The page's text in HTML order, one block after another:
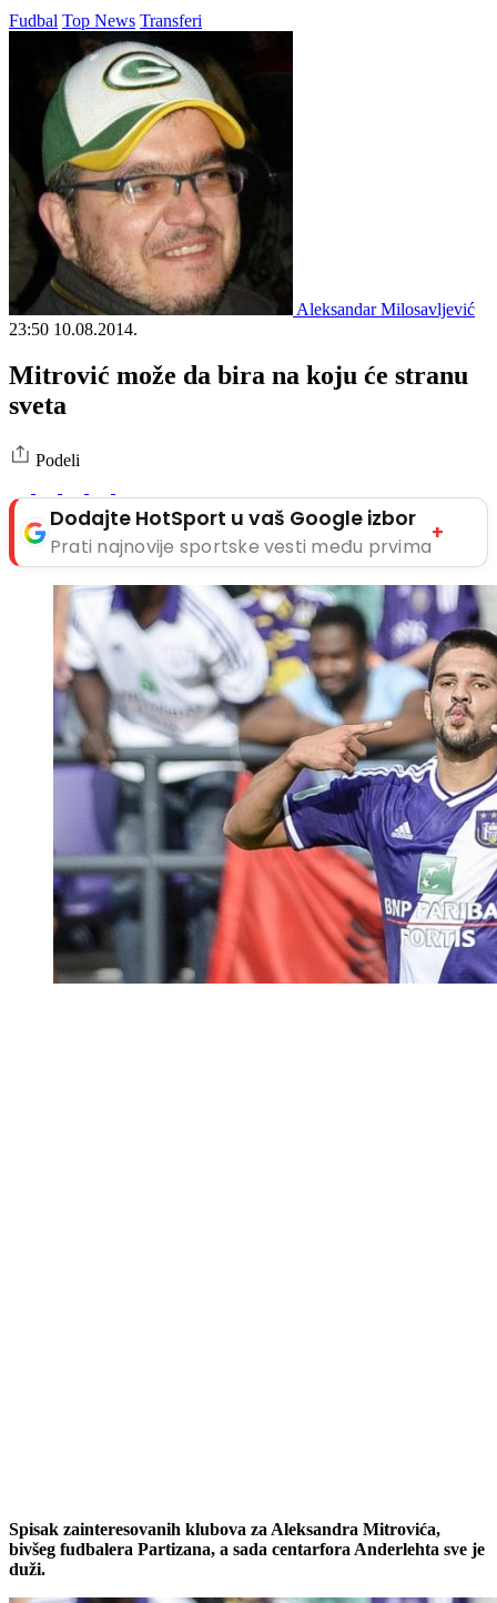
Fudbal Top News Transferi
Aleksandar Milosavljević
23:50 10.08.2014.
Mitrović može da bira na koju će stranu
sveta
Podeli
Dodajte HotSport u vaš Google izbor
Prati najnovije sportske vesti među prvima
+
Spisak zainteresovanih klubova za Aleksandra Mitrovića,
bivšeg fudbalera Partizana, a sada centarfora Anderlehta sve je
duži.